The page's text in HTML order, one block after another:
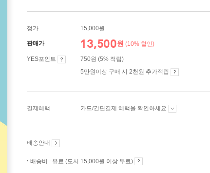
정가 15,000원
판매가 13,500원 (10% 할인)
YES포인트
750원 (5% 적립)
5만원이상 구매 시 2천원 추가적립
결제혜택 카드/간편결제 혜택을 확인하세요
배송안내
배송비 : 유료 (도서 15,000원 이상 무료)